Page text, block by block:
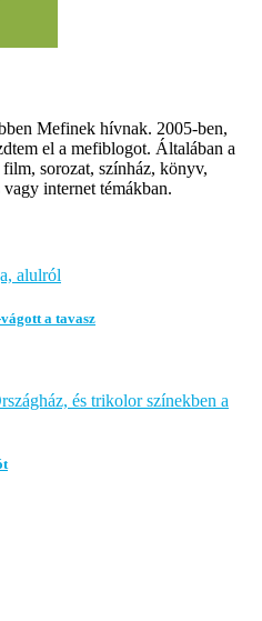
Mefinek hívnak. 2005-ben,
el a mefiblogot. Általában a
sorozat, színház, könyv,
internet témákban.
a tavasz